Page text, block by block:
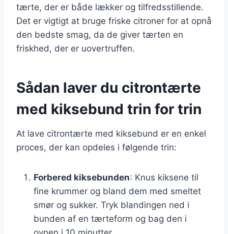
tærte, der er både lækker og tilfredsstillende.
Det er vigtigt at bruge friske citroner for at opnå
den bedste smag, da de giver tærten en
friskhed, der er uovertruffen.
Sådan laver du citrontærte
med kiksebund trin for trin
At lave citrontærte med kiksebund er en enkel
proces, der kan opdeles i følgende trin:
Forbered kiksebunden: Knus kiksene til
fine krummer og bland dem med smeltet
smør og sukker. Tryk blandingen ned i
bunden af en tærteform og bag den i